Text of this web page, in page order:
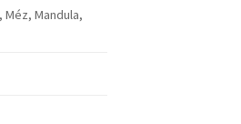
Mandula,